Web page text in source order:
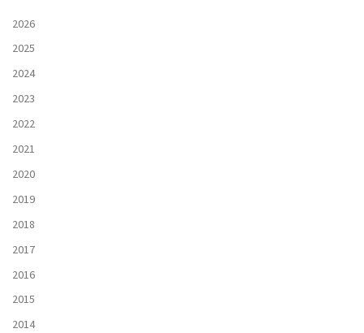
2026
2025
2024
2023
2022
2021
2020
2019
2018
2017
2016
2015
2014